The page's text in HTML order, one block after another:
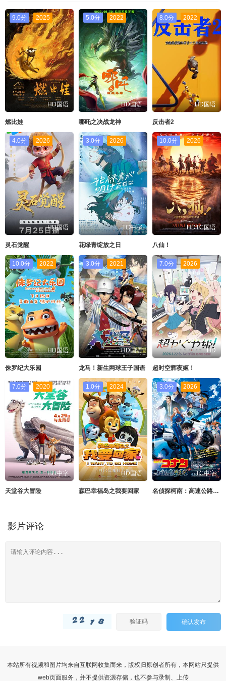
9.0分 2025
HD国语
燃比娃
5.0分 2022
HD国语
哪吒之决战龙神
8.0分 2022
HD国语
反击者2
4.0分 2026
HD国语
灵石觉醒
3.0分 2026
TC中字
花绿青绽放之日
10.0分 2026
HDTC国语
八仙！
10.0分 2022
HD国语
侏罗纪大乐园
3.0分 2021
HD国语
龙马！新生网球王子国语
7.0分 2026
HD
超时空辉夜姬！
7.0分 2020
HD中字
天堂谷大冒险
1.0分 2024
HD国语
森巴幸福岛之我要回家
3.0分 2026
TC中字
名侦探柯南：高速公路的堕天使
影片评论
确认发布
本站所有视频和图片均来自互联网收集而来，版权归原创者所有，本网站只提供
web页面服务，并不提供资源存储，也不参与录制、上传